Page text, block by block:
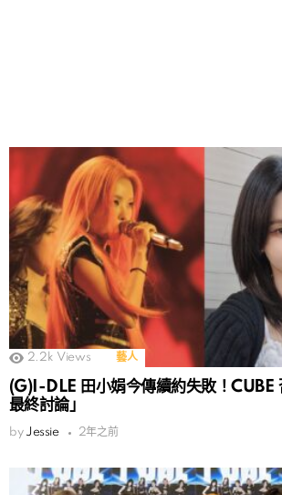
2.2k Views 藝人
(G)I-DLE 田小娟今傳續約失敗！CUBE
最終討論」
by Jessie 2年之前